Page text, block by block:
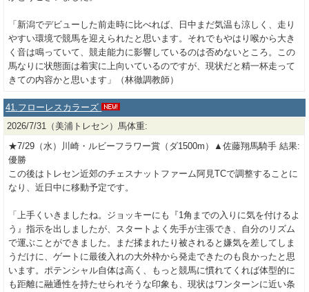
「新潟でデビューした前走時に比べれば、日中まだ気温も涼しく、走り
やすい環境で競馬を迎えられたと思います。それでもやはり喉から大き
く音は鳴っていて、競走能力に影響しているのは否めないところ。この
馬なりに状態面は着実に上向いているのですが、現状だと精一杯走って
きての内容かと思います」（林徹調教師）
41.フローレスカラーズ
2026/7/31（美浦トレセン）馬体重:
★7/29（水）川崎・ルビーフラワー賞（ダ1500m）▲佐藤翔馬騎手 結果:
優勝
この後はトレセン近郊のチェスナットファーム阿見TCで調整することに
なり、近日中に移動予定です。
「上手くいきましたね。ジョッキーにも『1角までの入りに気を付けるよ
う』指示を出しましたが、スタートよく先手が主張でき、自分のリズム
で運ぶことができました。まだ揉まれたり被されると嫌気を差してしま
うだけに、ゲートに最後入れの大外枠から発走できたのも良かったと思
います。ポテンシャル自体は高く、もっと競馬に慣れてくれば体型的に
も距離に融通性を持たせられそうな印象も、現状はワンターンに近い条